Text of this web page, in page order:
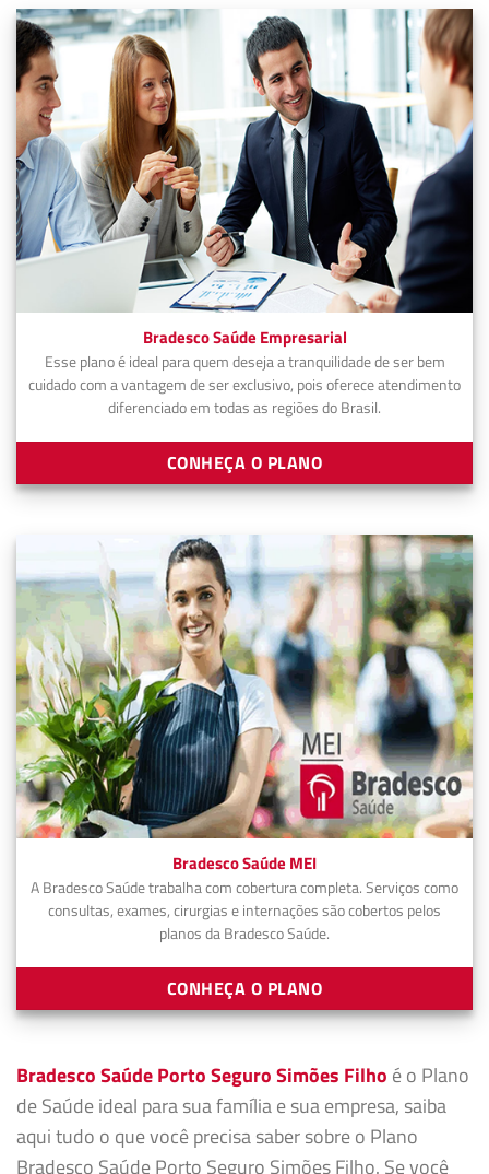
Bradesco Saúde Empresarial
Esse plano é ideal para quem deseja a tranquilidade de ser bem
cuidado com a vantagem de ser exclusivo, pois oferece atendimento
diferenciado em todas as regiões do Brasil.
CONHEÇA O PLANO
Bradesco Saúde MEI
A Bradesco Saúde trabalha com cobertura completa. Serviços como
consultas, exames, cirurgias e internações são cobertos pelos
planos da Bradesco Saúde.
CONHEÇA O PLANO
Bradesco Saúde Porto Seguro Simões Filho é o Plano
de Saúde ideal para sua família e sua empresa, saiba
aqui tudo o que você precisa saber sobre o Plano
Bradesco Saúde Porto Seguro Simões Filho. Se você